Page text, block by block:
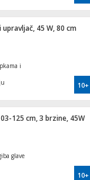
45 W, 80 cm
i
u svaki
10+
125 cm, 3 brzine, 45W
glave
10+